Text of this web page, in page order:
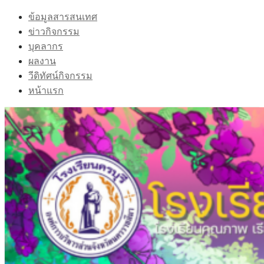
Skip
content
ข้อมูลสารสนเทศ
ข่าวกิจกรรม
บุคลากร
ผลงาน
วีดิทัศน์กิจกรรม
หน้าแรก